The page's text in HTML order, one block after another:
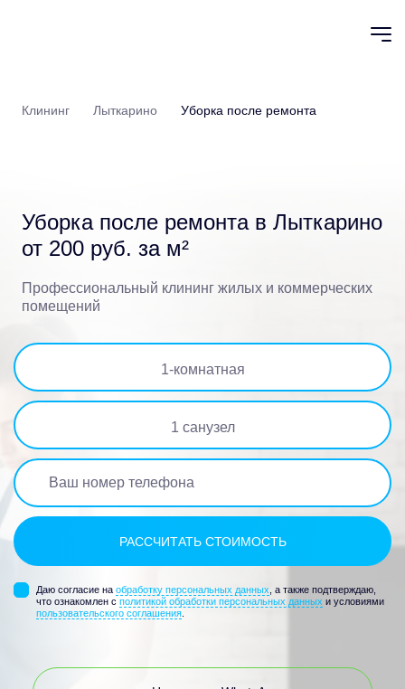
Клининг Лыткарино Уборка после ремонта
Уборка после ремонта в Лыткарино
от 200 руб. за м²
Профессиональный клининг жилых и коммерческих
помещений
1-комнатная
1 санузел
Даю согласие на обработку персональных данных , а также подтверждаю,
что ознакомлен с политикой обработки персональных данных и условиями
пользовательского соглашения